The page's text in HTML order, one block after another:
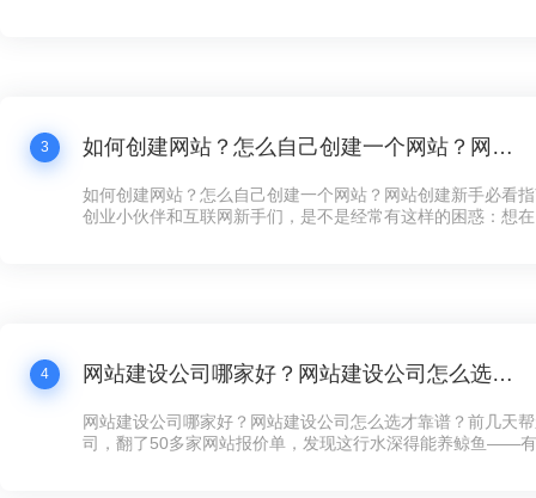
3 如何创建网站？怎么自己创建一个网站？网站创建新手必看指南！
如何创建网站？怎么自己创建一个网站？网站创建新手必看
创业小伙伴和互联网新手们，是不是经常有这样的困惑：想
4 网站建设公司哪家好？网站建设公司怎么选才靠谱？
网站建设公司哪家好？网站建设公司怎么选才靠谱？前几天
司，翻了50多家网站报价单，发现这行水深得能养鲸鱼——